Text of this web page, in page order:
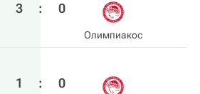
3 : 0
Олимпиакос
1 : 0